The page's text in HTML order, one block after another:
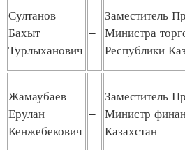
Султанов
Бахыт
Турлыханович
–
Заместитель
Министра
Республики
Жамаубаев
Ерулан
Кенжебекович
–
Заместитель
Министр
Казахстан